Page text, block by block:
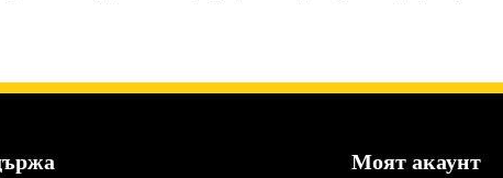
Моят акаунт